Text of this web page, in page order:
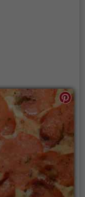
Das stilvolle
verwöhnen
breite Auswahl